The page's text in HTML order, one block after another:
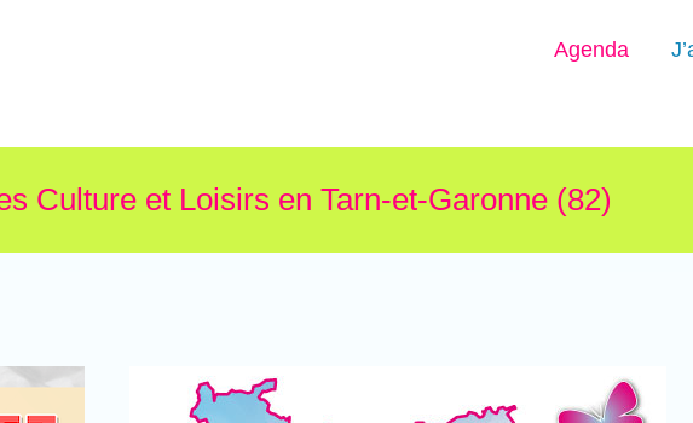
Agenda
Culture et Loisirs en Tarn-et-Garonne (82)